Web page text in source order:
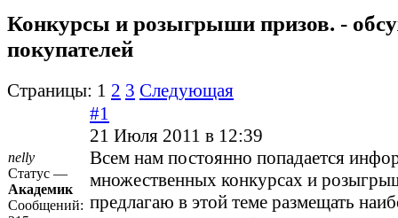
Конкурсы и розыгрыши призов. -
покупателей
Страницы: 1 2 3 Следующая
nelly
Статус —
Академик
Сообщений:
#1
21 Июля 2011 в 12:39
Всем нам постоянно попадается
множественных конкурсах и
предлагаю в этой теме размещать